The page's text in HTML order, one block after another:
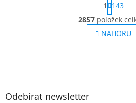
O
v
l
d
t
r
á
n
k
v
1
143
2857 položek
NAHORU
Z
Odebírat newsletter